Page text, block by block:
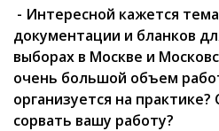
- Интересной кажется
документации и бланков
выборах в Москве и
очень большой объем
организуется на
сорвать вашу работу?